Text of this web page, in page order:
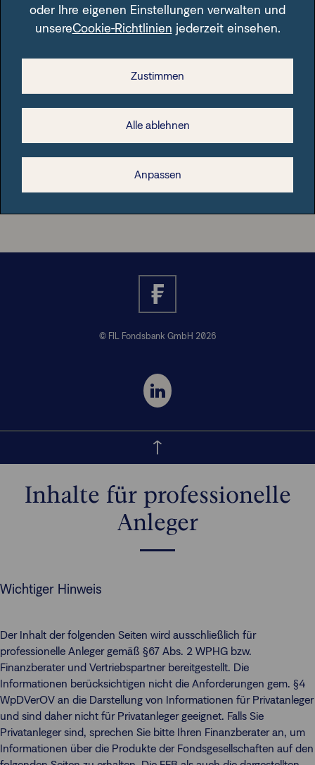
Im Fondsfinder der FFB unter der angegebenen ISIN.
Rechtliche Hinweise
Nützliche Informationen
© FIL Fondsbank GmbH 2026
Inhalte für professionelle
Anleger
Wichtiger Hinweis
Der Inhalt der folgenden Seiten wird ausschließlich für
professionelle Anleger gemäß §67 Abs. 2 WPHG bzw.
Finanzberater und Vertriebspartner bereitgestellt. Die
Informationen berücksichtigen nicht die Anforderungen gem. §4
WpDVerOV an die Darstellung von Informationen für Privatanleger
und sind daher nicht für Privatanleger geeignet. Falls Sie
Privatanleger sind, sprechen Sie bitte Ihren Finanzberater an, um
Informationen über die Produkte der Fondsgesellschaften auf den
oder Ihre eigenen Einstellungen verwalten und
unsereCookie-Richtlinien jederzeit einsehen.
Zustimmen
Alle ablehnen
Anpassen